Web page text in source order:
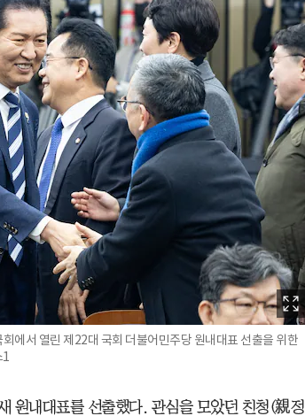
에서 열린 제22대 국회 더불어민주당 원내대표 선출을 위한
1
원내대표를 선출했다. 관심을 모았던 친청(親정